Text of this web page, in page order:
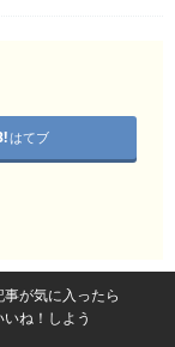
はてブ
事が気に入ったら
いね！しよう